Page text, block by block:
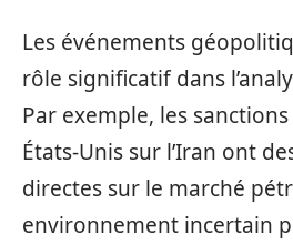
Les événements
rôle significatif dans
Par exemple, les
États-Unis sur l’Iran ont
directes sur le marché
environnement incertain